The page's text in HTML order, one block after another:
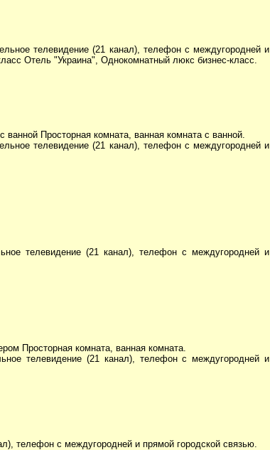
телевидение (21 канал), телефон с междугородней и
Отель "Украина", Однокомнатный люкс бизнес-класс.
Просторная комната, ванная комната с ванной.
телевидение (21 канал), телефон с междугородней и
телевидение (21 канал), телефон с междугородней и
Просторная комната, ванная комната.
телевидение (21 канал), телефон с междугородней и
телефон с междугородней и прямой городской связью.